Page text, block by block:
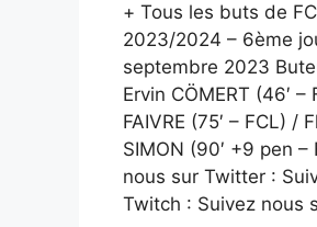
+ Tous les buts de
2023/2024 – 6ème
septembre 2023
Ervin CÖMERT (46′
FAIVRE (75′ – FCL) /
SIMON (90′ +9 pen
nous sur Twitter :
Twitch : Suivez nous